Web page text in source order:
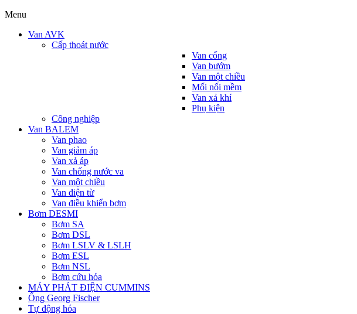
Menu
Van AVK
Cấp thoát nước
Van cổng
Van bướm
Van một chiều
Mối nối mềm
Van xả khí
Phụ kiện
Công nghiệp
Van BALEM
Van phao
Van giảm áp
Van xả áp
Van chống nước va
Van một chiều
Van điện từ
Van điều khiển bơm
Bơm DESMI
Bơm SA
Bơm DSL
Bơm LSLV & LSLH
Bơm ESL
Bơm NSL
Bơm cứu hỏa
MÁY PHÁT ĐIỆN CUMMINS
Ống Georg Fischer
Tự động hóa